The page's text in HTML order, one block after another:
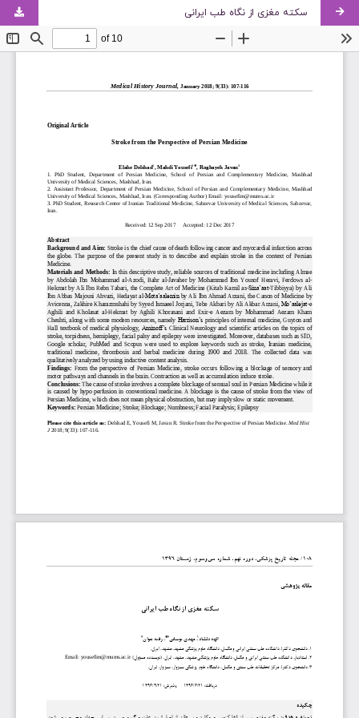
سکته مغزی از نگاه طب ایرانی